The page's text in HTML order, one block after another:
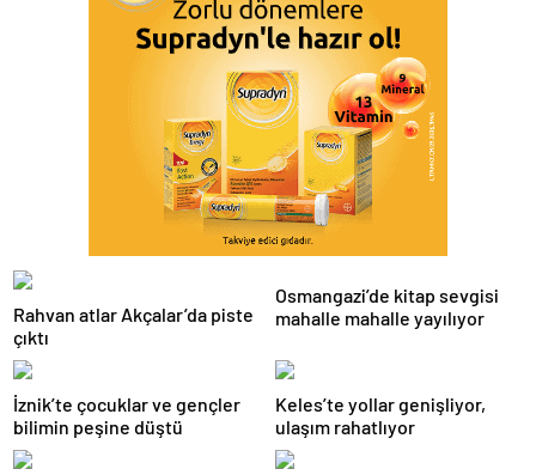
Rahvan atlar Akçalar’da piste
çıktı
Osmangazi’de kitap sevgisi
mahalle mahalle yayılıyor
İznik’te çocuklar ve gençler
bilimin peşine düştü
Keles’te yollar genişliyor,
ulaşım rahatlıyor